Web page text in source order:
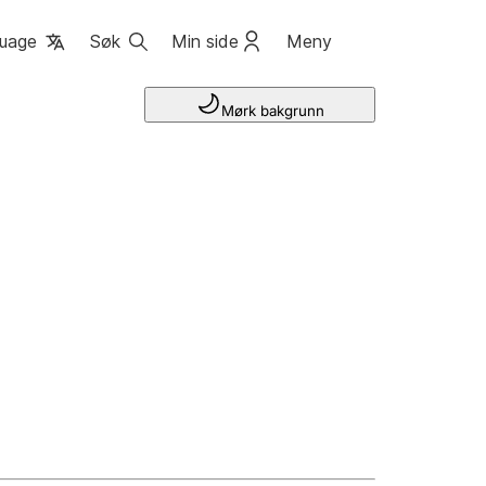
Søk Min side Meny
Mørk bakgrunn